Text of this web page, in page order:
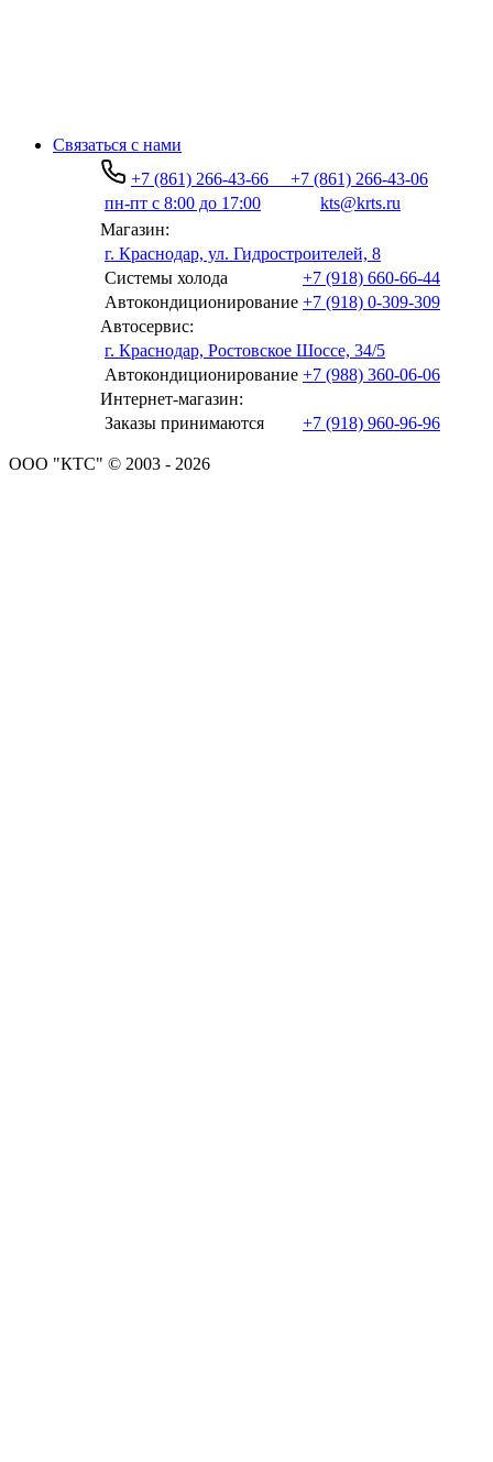
Связаться с нами
+7 (861) 266-43-66
+7 (861) 266-43-06
пн-пт с 8:00 до 17:00
kts@krts.ru
Магазин:
г. Краснодар, ул. Гидростроителей, 8
Системы холода
+7 (918) 660-66-44
Автокондиционирование +7 (918) 0-309-309
Автосервис:
г. Краснодар, Ростовское Шоссе, 34/5
Автокондиционирование +7 (988) 360-06-06
Интернет-магазин:
Заказы принимаются
+7 (918) 960-96-96
ООО "КТС" © 2003 - 2026